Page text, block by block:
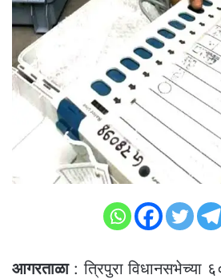
आगरताळा: त्रिपुरा विधानसभेच्या